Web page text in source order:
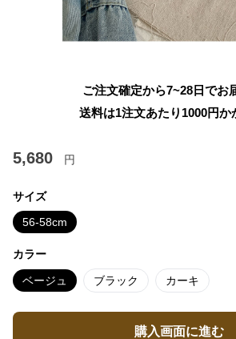
ご注文確定から7~28日でお
送料は1注文あたり 1000円か
5,680 円
サイズ
56-58cm
カラー
ベージュ ブラック カーキ
購入画面に進む